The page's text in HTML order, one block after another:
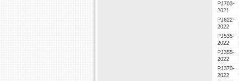
PJ703-
2021
PJ622-
2022
PJ535-
2022
PJ355-
2022
PJ370-
2022